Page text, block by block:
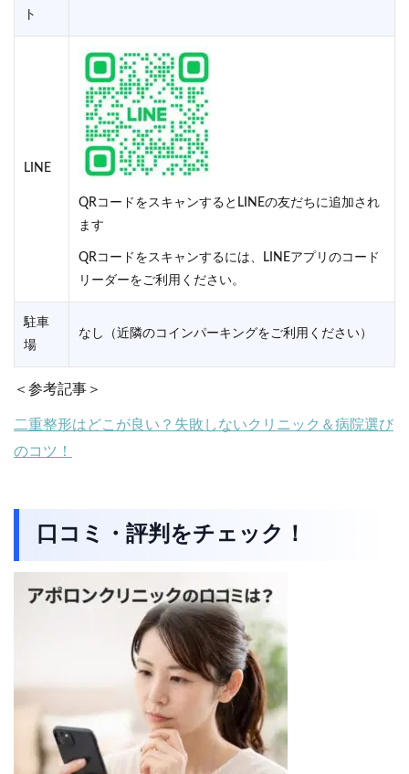
ト
LINE
QRコードをスキャンするとLINEの友だちに追加され
ます
QRコードをスキャンするには、LINEアプリのコード
リーダーをご利用ください。
駐車
場
なし（近隣のコインパーキングをご利用ください）
＜参考記事＞
二重整形はどこが良い？失敗しないクリニック＆病院選び
のコツ！
口コミ・評判をチェック！